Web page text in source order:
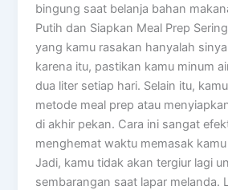
bingung saat belanja bahan
Putih dan Siapkan Meal Prep
yang kamu rasakan hanyalah
karena itu, pastikan kamu minum
dua liter setiap hari. Selain itu,
metode meal prep atau
di akhir pekan. Cara ini sangat
menghemat waktu memasak
Jadi, kamu tidak akan tergiur lagi
sembarangan saat lapar melanda.